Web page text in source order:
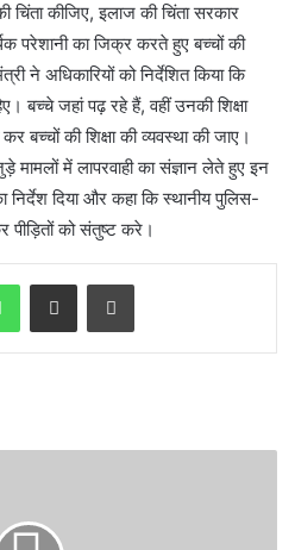
कीजिए, इलाज की चिंता सरकार
परेशानी का जिक्र करते हुए बच्चों की
ने अधिकारियों को निर्देशित किया कि
बच्चे जहां पढ़ रहे हैं, वहीं उनकी शिक्षा
बच्चों की शिक्षा की व्यवस्था की जाए।
में लापरवाही का संज्ञान लेते हुए इन
निर्देश दिया और कहा कि स्थानीय पुलिस-
पीड़ितों को संतुष्ट करे।
WhatsAppShare via Email Print